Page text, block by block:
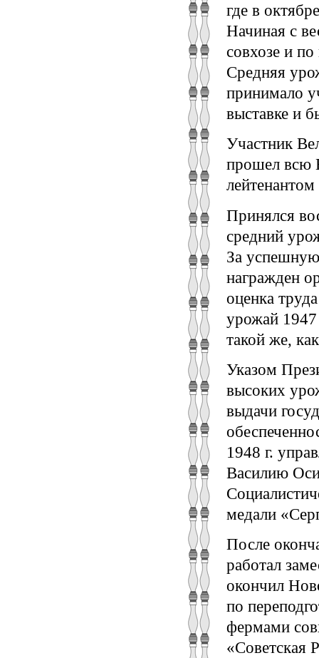
где в
Начиная с
совхозе и
Средняя
принимало
выставке и
Участник
прошел всю
Принялся
средний
За
награжден
оценка
урожай 1947
такой же,
Указом
высоких
выдачи
1948 г.
Василию
медали
После
работал
окончил
по
фермами
«Советская